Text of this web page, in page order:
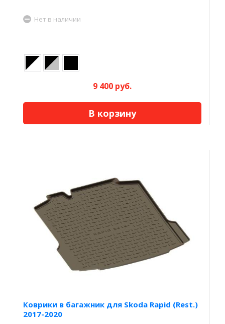
Нет в наличии
9 400 руб.
В корзину
Коврики в багажник для Skoda Rapid (Rest.)
2017-2020